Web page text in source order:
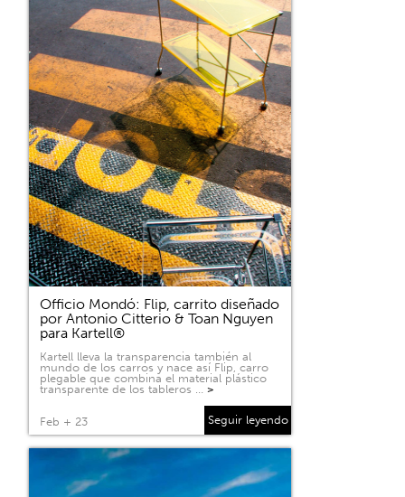
Officio Mondó: Flip, carrito diseñado
por Antonio Citterio & Toan Nguyen
para Kartell®
Kartell lleva la transparencia también al
mundo de los carros y nace así Flip, carro
plegable que combina el material plástico
transparente de los tableros … >
Feb + 23 Seguir leyendo